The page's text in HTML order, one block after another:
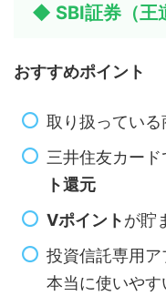
◆ SBI証券（王
おすすめポイント
取り扱っている
三井住友カード
ト還元
Vポイントが貯
投資信託専用ア
本当に使いやす